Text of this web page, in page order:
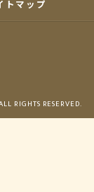
トマップ
RESERVED.